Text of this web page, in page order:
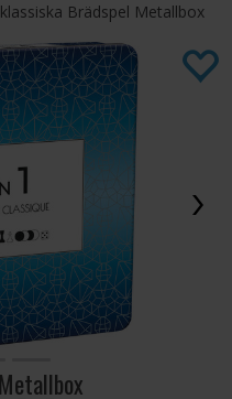
Brädspel Metallbox